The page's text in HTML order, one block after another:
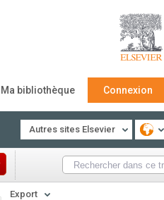
Ma bibliothèque Connexion
Autres sites Elsevier
Export